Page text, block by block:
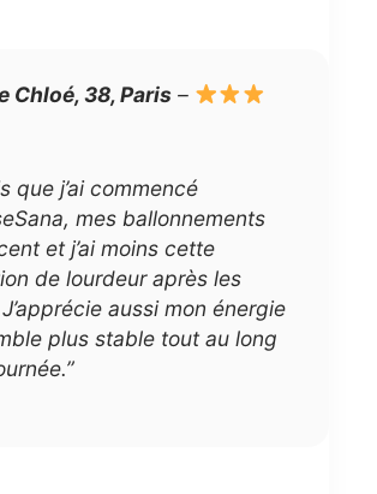
Chloé, 38, Paris –
que j’ai commencé
mes ballonnements
et j’ai moins cette
de lourdeur après les
aussi mon énergie
plus stable tout au long